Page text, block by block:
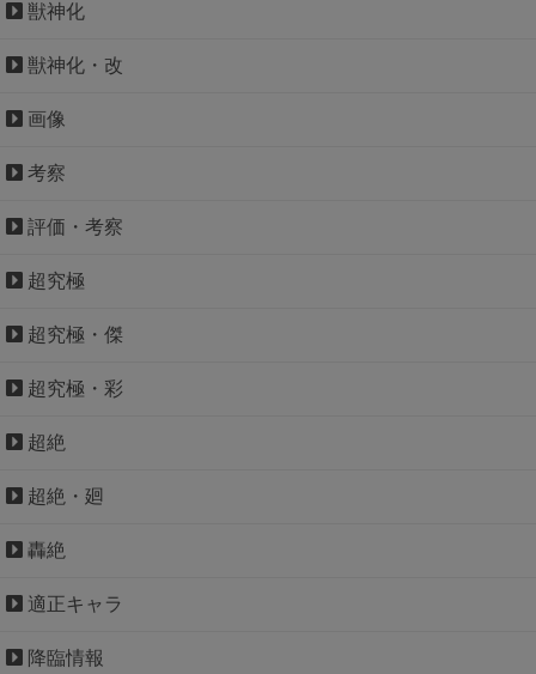
獣神化
獣神化・改
画像
考察
評価・考察
超究極
超究極・傑
超究極・彩
超絶
超絶・廻
轟絶
適正キャラ
降臨情報